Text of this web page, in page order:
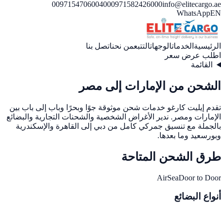
0097154706004000971582426000info@elitecargo.ae
WhatsAppEN
الرئيسية الخدماتالوجهاتالتتبعمن نحناتصل بنا
اطلب عرض سعر
القائمة
الشحن من الإمارات إلى مصر
تقدم إيليت كارغو خدمات شحن موثوقة جوًا وبحرًا وباب إلى باب بين
الإمارات ومصر. ندير الأغراض الشخصية والشحنات التجارية والبضائع
بالجملة مع تنسيق جمركي كامل من دبي إلى القاهرة والإسكندرية
وبورسعيد وما بعدها.
طرق الشحن المتاحة
AirSeaDoor to Door
أنواع البضائع